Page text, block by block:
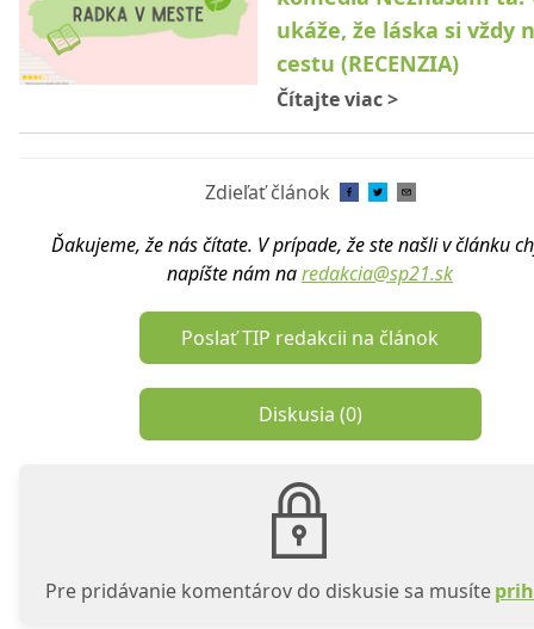
ukáže, že láska si vždy
cestu (RECENZIA)
Čítajte viac>
Zdieľať článok
Ďakujeme, že nás čítate. V prípade, že ste našli v článku
napíšte nám naredakcia@sp21.sk
Poslať TIP redakcii na článok
Diskusia (0)
Pre pridávanie komentárov do diskusie sa musíte